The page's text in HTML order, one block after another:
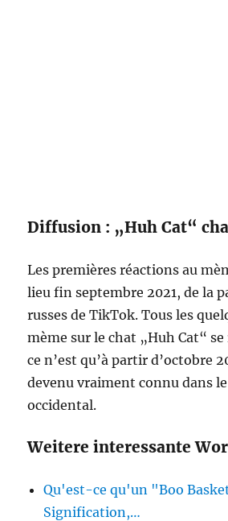
Diffusion : „Huh Cat“
Les premières réactions au
lieu fin septembre 2021, de la
russes de TikTok. Tous les
mème sur le chat „Huh Cat“
ce n’est qu’à partir d’octobre
devenu vraiment connu dans
occidental.
Weitere interessante
Qu'est-ce qu'un "Boo
Signification,…